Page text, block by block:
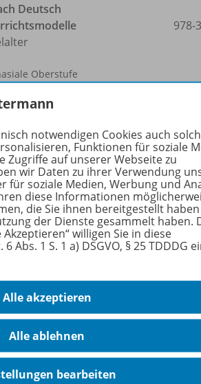
Deutsch
Oberstufe
978-
Deutsch
978-
notwendigen Cookies auch
Funktionen für soziale
Zugriffe auf unserer Webseite zu
wir Daten zu ihrer Verwendung
für soziale Medien, Werbung und
diese Informationen
die Sie ihnen bereitgestellt
der Dienste gesammelt haben.
willigen Sie in diese
Abs. 1 S. 1 a) DSGVO, § 25 TDDDG
Alle akzeptieren
Alle ablehnen
bearbeiten